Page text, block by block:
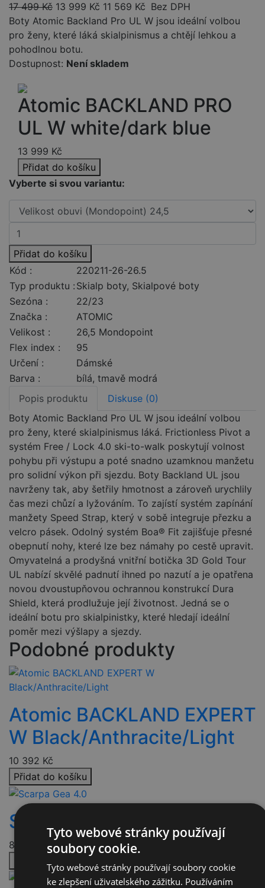
17 499Kč 13 999 Kč 11 569 Kč Bez DPH
Boty Atomic Backland Pro UL W jsou ideální volbou
pro ženy, které láká skialpinismus a chtějí lehkou a
pohodlnou botu.
Dostupnost: Není skladem
Atomic BACKLAND PRO
UL W white/dark blue
13 999 Kč
Přidat do košíku
Vyberte si svou variantu:
Přidat do košíku
Kód :
220211-26-26.5
Typ produktu : Skialp boty, Skialpové boty
Sezóna :
22/23
Značka :
ATOMIC
Velikost :
26,5 Mondopoint
Flex index :
95
Určení :
Dámské
Barva :
bílá, tmavě modrá
Popis produktu
Diskuse (0)
Boty Atomic Backland Pro UL W jsou ideální volbou
pro ženy, které skialpinismus láká. Frictionless Pivot a
systém Free / Lock 4.0 ski-to-walk poskytují volnost
pohybu při výstupu a poté snadno uzamknou manžetu
pro solidní výkon při sjezdu. Boty Backland UL jsou
navrženy tak, aby šetřily hmotnost a zároveň urychlily
čas mezi chůzí a lyžováním. To zajístí systém zapínání
manžety Speed Strap, který v sobě integruje přezku a
velcro pásek. Odolný systém Boa® Fit zajišťuje přesné
obepnutí nohy, které lze bez námahy po cestě upravit.
Omyvatelná a prodyšná vnitřní botička 3D Gold Tour
UL nabízí skvělé padnutí ihned po nazutí a je opatřena
novou dvoustupňovou ochrannou konstrukcí Dura
Shield, která prodlužuje její životnost. Jedná se o
ideální botu pro skialpinistky, které hledají ideální
poměr mezi výšlapy a sjezdy.
Podobné produkty
Atomic BACKLAND EXPERT
W Black/Anthracite/Light
10 392 Kč
Přidat do košíku
Scarpa Gea 4.0
8 874
Kč
Tyto webové stránky používají
soubory cookie.
Tyto webové stránky používají soubory cookie
ke zlepšení uživatelského zážitku. Používáním